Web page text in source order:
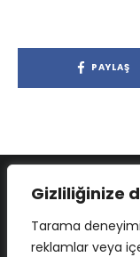
Gizliliğinize
Tarama
reklamlar veya
PAYLAŞ